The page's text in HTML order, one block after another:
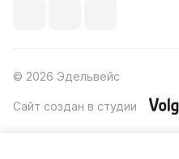
© 2026 Эдельвейс
Сайт создан в студии